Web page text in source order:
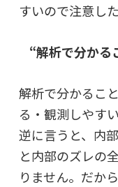
すいので注意し
“解析で分かる
解析で分かるこ
る・観測しやす
逆に言うと、内
と内部のズレの
りません。だか